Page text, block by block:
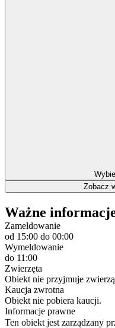
Zobacz
Ważne
Zameldowanie
od 15:00 do 00:00
Wymeldowanie
do 11:00
Zwierzęta
Obiekt nie przyjmuje
Kaucja zwrotna
Obiekt nie pobiera kaucji.
Informacje prawne
Ten obiekt jest zarządzany